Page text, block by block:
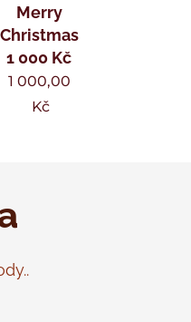
Merry
Christmas
1 000 Kč
1 000,00
Kč